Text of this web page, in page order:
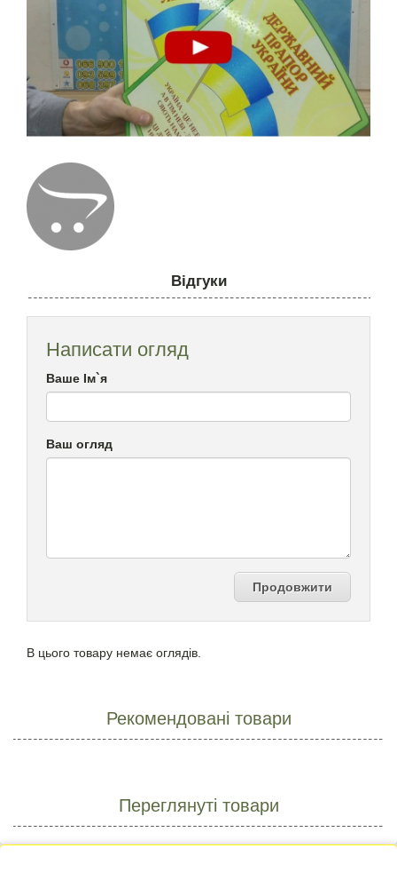
Відгуки
Написати огляд
Ваше Ім`я
Ваш огляд
Продовжити
В цього товару немає оглядів.
Рекомендовані товари
Переглянуті товари